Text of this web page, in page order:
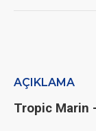
AÇIKLAMA
Tropic Marin